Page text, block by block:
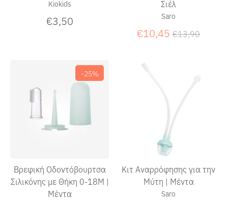
Kiokids
€3,50
Σιέλ
Saro
€10,45 Κανονική
€13,90
Βρεφική Οδοντόβουρτσα
Σιλικόνης με Θήκη 0-18Μ |
Μέντα
-25%
Κιτ Αναρρόφησης για την
Μύτη | Μέντα
Saro